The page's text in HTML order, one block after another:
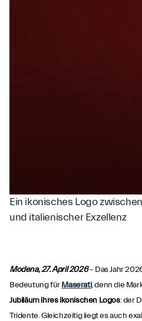
Ein ikonisches Logo
und italienischer Exzellenz
Modena, 27. April 2026– Das Jahr
Bedeutung fürMaserati, denn die
Jubiläum ihres ikonischen Logos: der
Tridente. Gleichzeitig liegt es auch